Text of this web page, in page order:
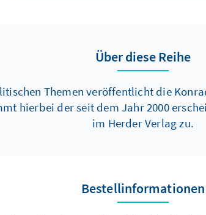
Über diese Reihe
Themen veröffentlicht die
hierbei der seit dem Jahr 2000
im Herder Verlag zu.
Bestellinformationen